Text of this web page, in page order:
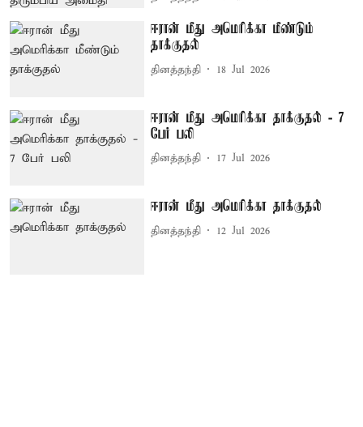
ஈரான் மீது அமெரிக்கா மீண்டும்
தாக்குதல்
தினத்தந்தி 18 Jul 2026
ஈரான் மீது அமெரிக்கா தாக்குதல் - 7
பேர் பலி
தினத்தந்தி 17 Jul 2026
ஈரான் மீது அமெரிக்கா தாக்குதல்
தினத்தந்தி 12 Jul 2026